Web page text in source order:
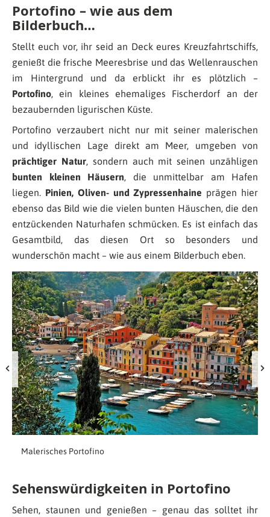
Portofino – wie aus dem
Bilderbuch…
Stellt euch vor, ihr seid an Deck eures Kreuzfahrtschiffs,
genießt die frische Meeresbrise und das Wellenrauschen
im Hintergrund und da erblickt ihr es plötzlich –
Portofino, ein kleines ehemaliges Fischerdorf an der
bezaubernden ligurischen Küste.
Portofino verzaubert nicht nur mit seiner malerischen
und idyllischen Lage direkt am Meer, umgeben von
prächtiger Natur, sondern auch mit seinen unzähligen
bunten kleinen Häusern, die unmittelbar am Hafen
liegen. Pinien, Oliven- und Zypressenhaine prägen hier
ebenso das Bild wie die vielen bunten Häuschen, die den
entzückenden Naturhafen schmücken. Es ist einfach das
Gesamtbild, das diesen Ort so besonders und
wunderschön macht – wie aus einem Bilderbuch eben.
Malerisches Portofino
Sehenswürdigkeiten in Portofino
Sehen, staunen und genießen – genau das solltet ihr